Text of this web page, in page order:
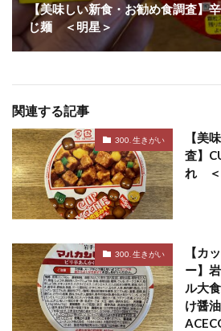
【美味しい新食・お勧め食調査】
じ麺 ＜明星＞
関連する記事
300. 生きがい
【美
査】
れ ＜
300. 生きがい
【カ
ー】
ル大
け醤